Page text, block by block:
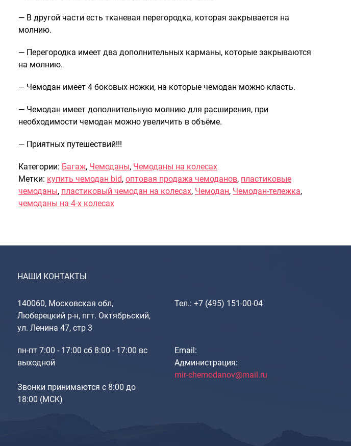
Распродажа
Сумки колесные
Сумки поясные
Сумки для ноутбуков
Рюкзаки
Рюкзаки городские
Рюкзаки детские
ШОППЕРЫ
Аксессуары
— В другой части есть тканевая перегородка, которая закрывается на
молнию.
— Перегородка имеет два дополнительных карманы, которые закрываются
на молнию.
— Чемодан имеет 4 боковых ножки, на которые чемодан можно класть.
— Чемодан имеет дополнительную молнию для расширения, при
необходимости чемодан можно увеличить в объёме.
— Приятных путешествий!!!
Категории: Багаж, Чемоданы, Чемоданы на колесах
Метки: купить чемодан bid, оптовая продажа чемоданов, пластиковые
чемоданы, пластиковый чемодан на колесах, Чемодан, Чемодан-тележка,
чемоданы на 4-х колесах
НАШИ КОНТАКТЫ
140060, Московская обл,
Люберецкий р-н, пгт. Октябрьский,
ул. Ленина 47, стр 3
Тел.: +7 (495) 151-00-04
пн-пт 7:00 - 17:00 сб 8:00 - 17:00 вс
выходной
Звонки принимаются с 8:00 до
18:00 (МCK)
Email:
Администрация:
mir-chemodanov@mail.ru